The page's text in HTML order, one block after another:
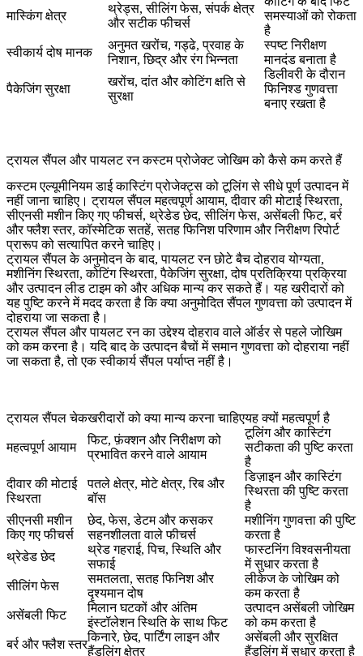
मास्किंग क्षेत्र
थ्रेड्स, सीलिंग फेस, संपर्क क्षेत्र
और सटीक फीचर्स
समस्याओं को रोकता
है
स्वीकार्य दोष मानक
अनुमत खरोंच, गड्ढे, प्रवाह के
निशान, छिद्र और रंग भिन्नता
स्पष्ट निरीक्षण
मानदंड बनाता है
पैकेजिंग सुरक्षा
खरोंच, दांत और कोटिंग क्षति से
सुरक्षा
डिलीवरी के दौरान
फिनिश्ड गुणवत्ता
बनाए रखता है
ट्रायल सैंपल और पायलट रन कस्टम प्रोजेक्ट जोखिम को कैसे कम करते हैं
कस्टम एल्यूमीनियम डाई कास्टिंग प्रोजेक्ट्स को टूलिंग से सीधे पूर्ण उत्पादन में
नहीं जाना चाहिए। ट्रायल सैंपल महत्वपूर्ण आयाम, दीवार की मोटाई स्थिरता,
सीएनसी मशीन किए गए फीचर्स, थ्रेडेड छेद, सीलिंग फेस, असेंबली फिट, बर्र
और फ्लैश स्तर, कॉस्मेटिक सतहें, सतह फिनिश परिणाम और निरीक्षण रिपोर्ट
प्रारूप को सत्यापित करने चाहिए।
ट्रायल सैंपल के अनुमोदन के बाद, पायलट रन छोटे बैच दोहराव योग्यता,
मशीनिंग स्थिरता, कोटिंग स्थिरता, पैकेजिंग सुरक्षा, दोष प्रतिक्रिया प्रक्रिया
और उत्पादन लीड टाइम को और अधिक मान्य कर सकते हैं। यह खरीदारों को
यह पुष्टि करने में मदद करता है कि क्या अनुमोदित सैंपल गुणवत्ता को उत्पादन में
दोहराया जा सकता है।
ट्रायल सैंपल और पायलट रन का उद्देश्य दोहराव वाले ऑर्डर से पहले जोखिम
को कम करना है। यदि बाद के उत्पादन बैचों में समान गुणवत्ता को दोहराया नहीं
जा सकता है, तो एक स्वीकार्य सैंपल पर्याप्त नहीं है।
ट्रायल सैंपल चेकखरीदारों को क्या मान्य करना चाहिएयह क्यों महत्वपूर्ण है
महत्वपूर्ण आयाम
फिट, फ़ंक्शन और निरीक्षण को
प्रभावित करने वाले आयाम
टूलिंग और कास्टिंग
सटीकता की पुष्टि करता
है
दीवार की मोटाई
स्थिरता
पतले क्षेत्र, मोटे क्षेत्र, रिब और
बॉस
डिज़ाइन और कास्टिंग
स्थिरता की पुष्टि करता
है
सीएनसी मशीन
किए गए फीचर्स
छेद, फेस, डेटम और कसकर
सहनशीलता वाले फीचर्स
मशीनिंग गुणवत्ता की पुष्टि
करता है
थ्रेडेड छेद
थ्रेड गहराई, पिच, स्थिति और
सफाई
फास्टनिंग विश्वसनीयता
में सुधार करता है
सीलिंग फेस
समतलता, सतह फिनिश और
दृश्यमान दोष
लीकेज के जोखिम को
कम करता है
असेंबली फिट
मिलान घटकों और अंतिम
इंस्टॉलेशन स्थिति के साथ फिट
उत्पादन असेंबली जोखिम
को कम करता है
बर्र और फ्लैश स्तर
किनारे, छेद, पार्टिंग लाइन और
हैंडलिंग क्षेत्र
असेंबली और सुरक्षित
हैंडलिंग में सुधार करता है